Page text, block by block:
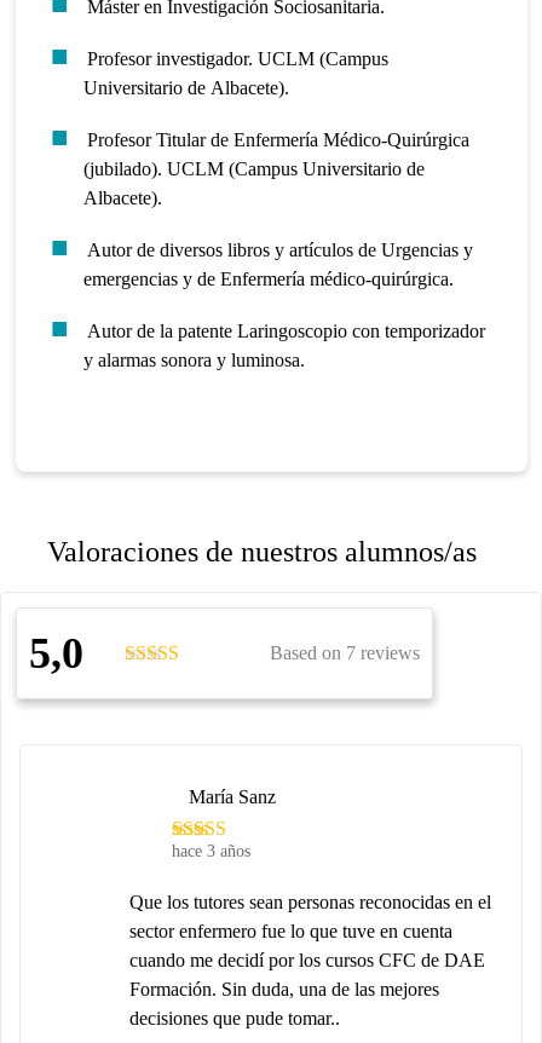
Máster en Investigación Sociosanitaria.
Profesor investigador. UCLM (Campus
Universitario de Albacete).
Profesor Titular de Enfermería Médico-Quirúrgica
(jubilado). UCLM (Campus Universitario de
Albacete).
Autor de diversos libros y artículos de Urgencias y
emergencias y de Enfermería médico-quirúrgica.
Autor de la patente Laringoscopio con temporizador
y alarmas sonora y luminosa.
Valoraciones de nuestros alumnos/as
5,0 Based on 7 reviews
hace 3 años
María Sanz
Que los tutores sean personas reconocidas en el
sector enfermero fue lo que tuve en cuenta
cuando me decidí por los cursos CFC de DAE
Formación. Sin duda, una de las mejores
decisiones que pude tomar..